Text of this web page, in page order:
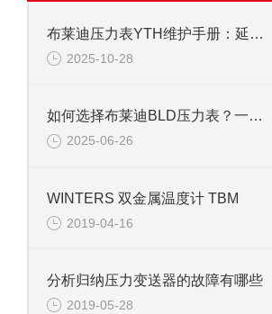
布莱迪压力表YTH维护手册：延长使用寿命的校准与保养技巧
2025-10-28
如何选择布莱迪BLD压力表？一文看懂法兰安装与螺纹连接差异
2025-06-26
WINTERS 双金属温度计 TBM
2019-04-16
分析归纳压力变送器的故障有哪些
2019-05-28